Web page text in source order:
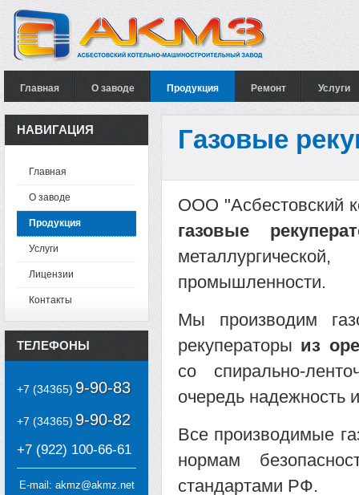
Главная О заводе Продукция Ремонт Услуги
Газовые
ООО "Асбестовский
газовые
промышленности.
Мы производим
рекуператоры из
со спирально-
очередь надежность
Все производимые
нормам
стандартами РФ.
НАВИГАЦИЯ
Главная
О заводе
Продукция
Услуги
Лицензии
Контакты
ТЕЛЕФОНЫ
+7 (34365) 9-90-83
+7 (34365) 9-90-82
+7 (922) 100-66-61
E-mail: akmz@akmz.net